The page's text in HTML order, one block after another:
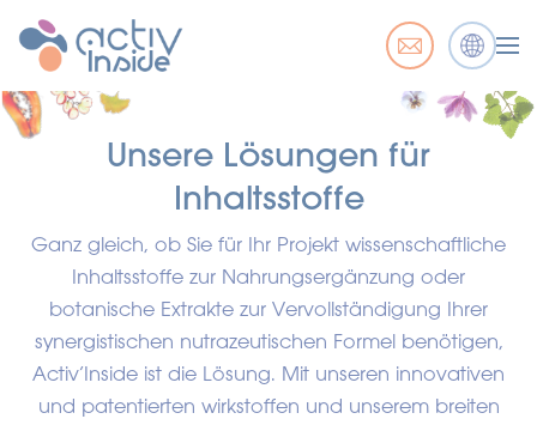
Unsere Lösungen für
Inhaltsstoffe
Ganz gleich, ob Sie für Ihr Projekt wissenschaftliche
Inhaltsstoffe zur Nahrungsergänzung oder
botanische Extrakte zur Vervollständigung Ihrer
synergistischen nutrazeutischen Formel benötigen,
Activ’Inside ist die Lösung. Mit unseren innovativen
und patentierten wirkstoffen und unserem breiten